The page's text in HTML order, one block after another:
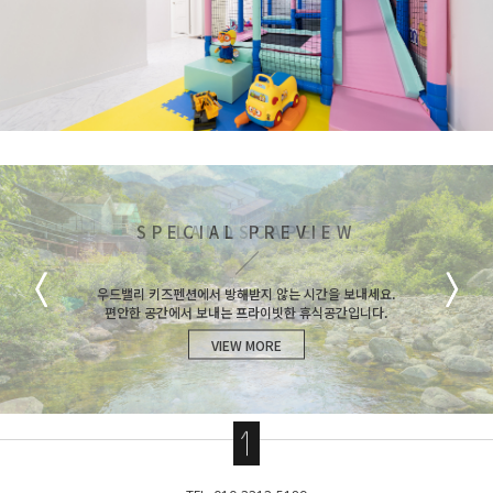
LANDSCAPE
우드밸리 키즈펜션에서 방해받지 않는 시간을 보내세요.
편안한 공간에서 보내는 프라이빗한 휴식공간입니다.
VIEW MORE
ROOM PREVIEW
우드밸리 키즈펜션에서 방해받지 않는 시간을 보내세요.
편안한 공간에서 보내는 프라이빗한 휴식공간입니다.
VIEW MORE
SPECIAL PREVIEW
우드밸리 키즈펜션에서 방해받지 않는 시간을 보내세요.
편안한 공간에서 보내는 프라이빗한 휴식공간입니다.
VIEW MORE